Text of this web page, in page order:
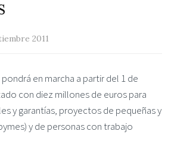
2011
en marcha a partir del 1 de
con diez millones de euros para
y garantías, proyectos de pequeñas y
y de personas con trabajo